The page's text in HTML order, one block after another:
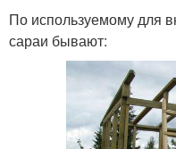
По используемому для
сараи бывают: